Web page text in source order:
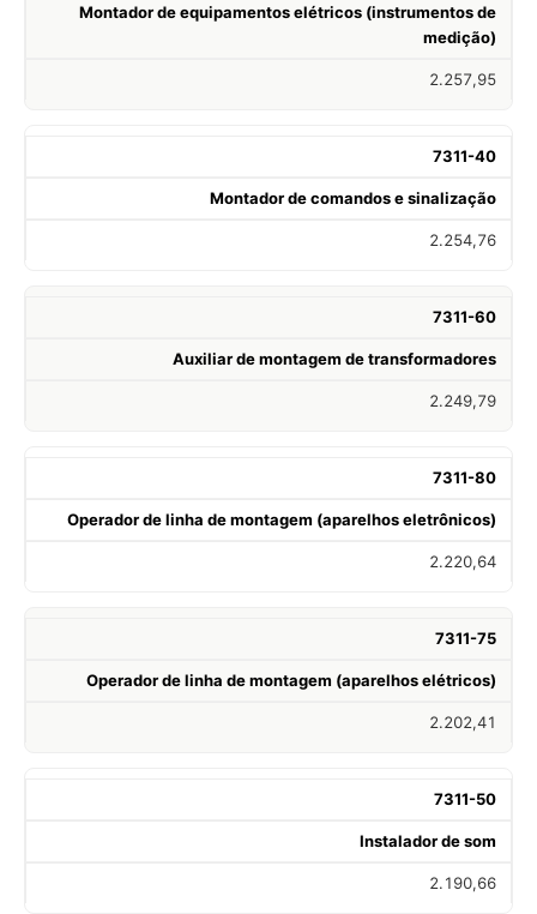
Montador de equipamentos elétricos (instrumentos de
medição)
2.257,95
7311-40
Montador de comandos e sinalização
2.254,76
7311-60
Auxiliar de montagem de transformadores
2.249,79
7311-80
Operador de linha de montagem (aparelhos eletrônicos)
2.220,64
7311-75
Operador de linha de montagem (aparelhos elétricos)
2.202,41
7311-50
Instalador de som
2.190,66